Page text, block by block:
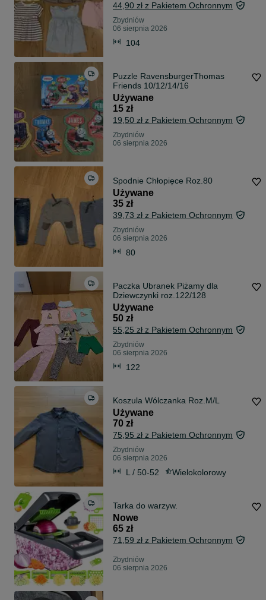
44,90 zł z Pakietem Ochronnym
Zbydniów
06 sierpnia 2026
104
Puzzle RavensburgerThomas
Friends 10/12/14/16
Używane
15 zł
19,50 zł z Pakietem Ochronnym
Zbydniów
06 sierpnia 2026
Spodnie Chłopięce Roz.80
Używane
35 zł
39,73 zł z Pakietem Ochronnym
Zbydniów
06 sierpnia 2026
80
Paczka Ubranek Piżamy dla
Dziewczynki roz.122/128
Używane
50 zł
55,25 zł z Pakietem Ochronnym
Zbydniów
06 sierpnia 2026
122
Koszula Wólczanka Roz.M/L
Używane
70 zł
75,95 zł z Pakietem Ochronnym
Zbydniów
06 sierpnia 2026
L / 50-52 Wielokolorowy
Tarka do warzyw.
Nowe
65 zł
71,59 zł z Pakietem Ochronnym
Zbydniów
06 sierpnia 2026